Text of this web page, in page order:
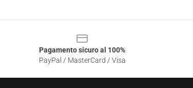
Pagamento sicuro al 100%
PayPal / MasterCard / Visa